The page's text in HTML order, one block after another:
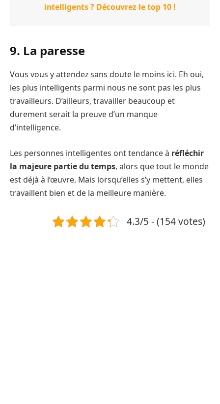
intelligents ? Découvrez le top 10 !
9. La paresse
Vous vous y attendez sans doute le moins ici. Eh oui,
les plus intelligents parmi nous ne sont pas les plus
travailleurs. D’ailleurs, travailler beaucoup et
durement serait la preuve d’un manque
d’intelligence.
Les personnes intelligentes ont tendance à réfléchir
la majeure partie du temps, alors que tout le monde
est déjà à l’œuvre. Mais lorsqu’elles s’y mettent, elles
travaillent bien et de la meilleure manière.
4.3/5 - (154 votes)